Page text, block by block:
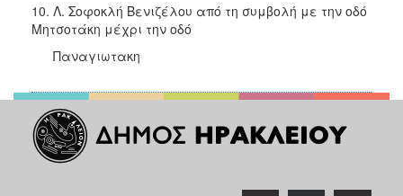
10. Λ. Σοφοκλή Βενιζέλου από τη συμβολή με την οδό
Μητσοτάκη μέχρι την οδό
Παναγιωτακη